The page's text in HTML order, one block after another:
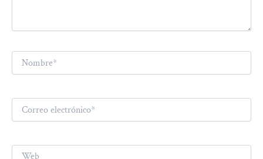
Nombre*
Correo
electrónico*
Web